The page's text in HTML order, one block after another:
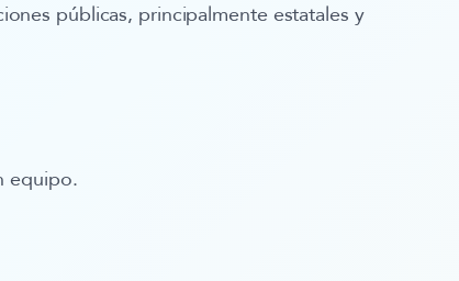
públicas, principalmente estatales y
equipo.